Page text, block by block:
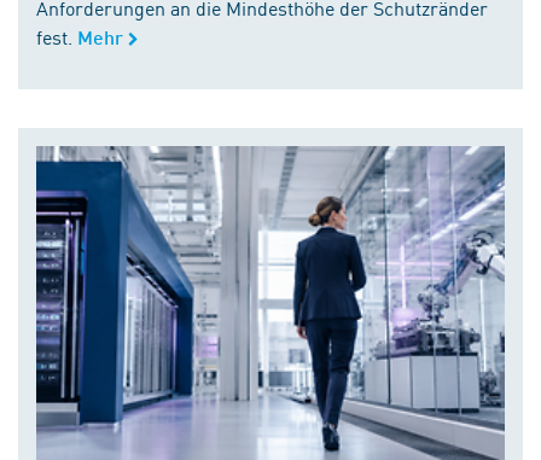
Anforderungen an die Mindesthöhe der Schutzränder
fest. Mehr